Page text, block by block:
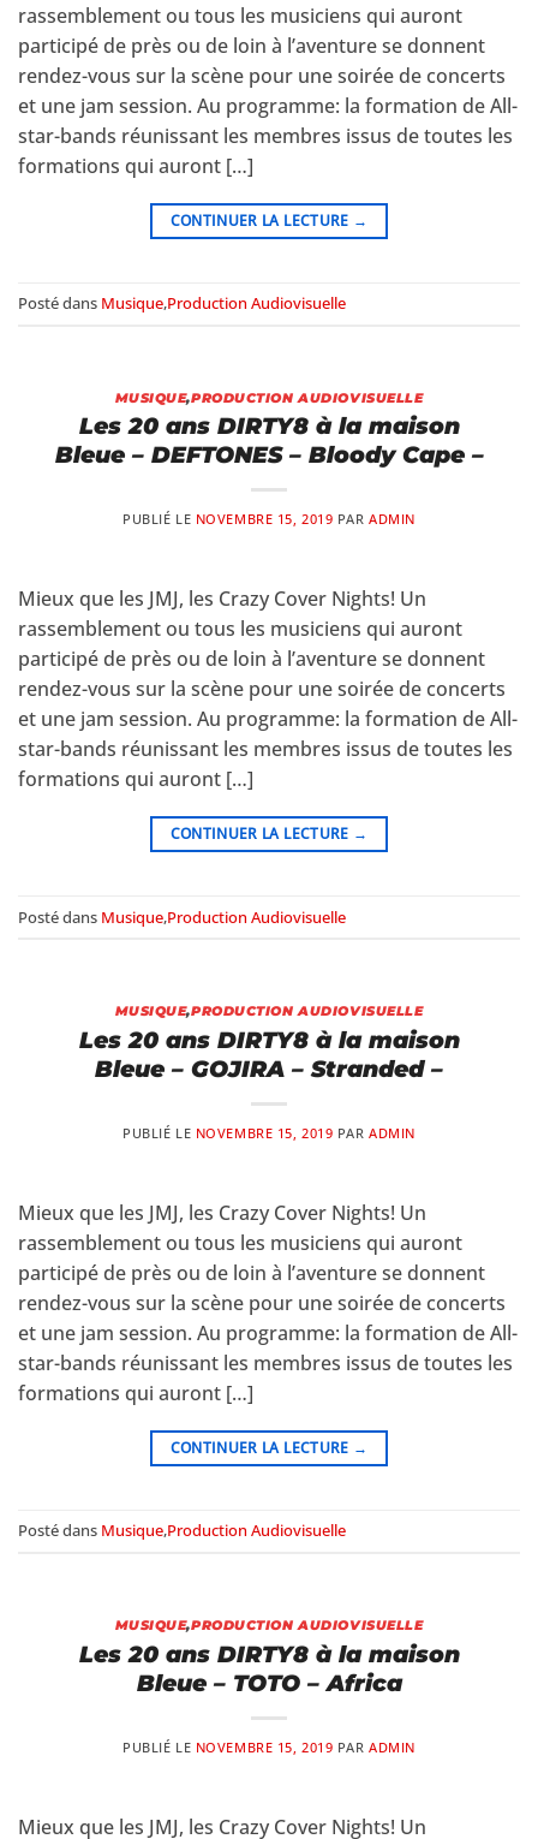
rassemblement ou tous les musiciens qui auront
participé de près ou de loin à l’aventure se donnent
rendez-vous sur la scène pour une soirée de concerts
et une jam session. Au programme: la formation de All-
star-bands réunissant les membres issus de toutes les
formations qui auront […]
CONTINUER LA LECTURE →
Posté dans Musique,Production Audiovisuelle
MUSIQUE,PRODUCTION AUDIOVISUELLE
Les 20 ans DIRTY8 à la maison
Bleue – DEFTONES – Bloody Cape –
PUBLIÉ LE NOVEMBRE 15, 2019 PARADMIN
Mieux que les JMJ, les Crazy Cover Nights! Un
rassemblement ou tous les musiciens qui auront
participé de près ou de loin à l’aventure se donnent
rendez-vous sur la scène pour une soirée de concerts
et une jam session. Au programme: la formation de All-
star-bands réunissant les membres issus de toutes les
formations qui auront […]
CONTINUER LA LECTURE →
Posté dans Musique,Production Audiovisuelle
MUSIQUE,PRODUCTION AUDIOVISUELLE
Les 20 ans DIRTY8 à la maison
Bleue – GOJIRA – Stranded –
PUBLIÉ LE NOVEMBRE 15, 2019 PARADMIN
Mieux que les JMJ, les Crazy Cover Nights! Un
rassemblement ou tous les musiciens qui auront
participé de près ou de loin à l’aventure se donnent
rendez-vous sur la scène pour une soirée de concerts
et une jam session. Au programme: la formation de All-
star-bands réunissant les membres issus de toutes les
formations qui auront […]
CONTINUER LA LECTURE →
Posté dans Musique,Production Audiovisuelle
MUSIQUE,PRODUCTION AUDIOVISUELLE
Les 20 ans DIRTY8 à la maison
Bleue – TOTO – Africa
PUBLIÉ LE NOVEMBRE 15, 2019 PARADMIN
Mieux que les JMJ, les Crazy Cover Nights! Un